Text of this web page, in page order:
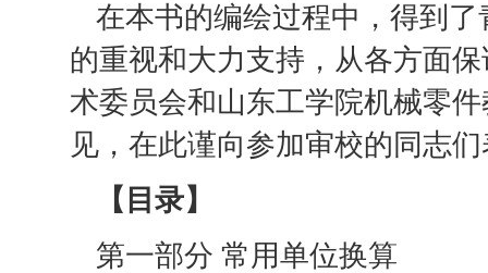
在本书的编绘过程中，得到
的重视和大力支持，从各方面
术委员会和山东工学院机械零
见，在此谨向参加审校的同志
【目录】
第一部分 常用单位换算